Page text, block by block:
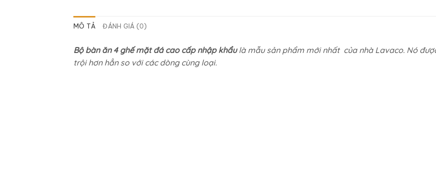
MÔ TẢ ĐÁNH GIÁ (0)
Bộ bàn ăn 4 ghế mặt đá cao cấp nhập khẩulà mẫu sản phẩm mới nhất của nhà Lavaco. Nó
trội hơn hẳn so với các dòng cùng loại.